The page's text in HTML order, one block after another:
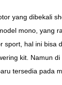
yang dibekali
mono, yang
sport, hal ini bisa
kit. Namun
tersedia pada